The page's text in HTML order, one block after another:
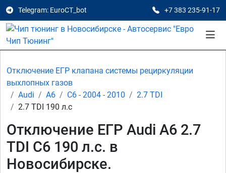
Telegram: EuroCT_bot +7 383 235-91-17
Отключение ЕГР клапана системы рециркуляции
выхлопных газов
Audi
A6 C6 - 2004 - 2010
2.7 TDI
2.7 TDI 190 л.с
Отключение ЕГР Audi A6 2.7
TDI C6 190 л.с. в
Новосибирске.